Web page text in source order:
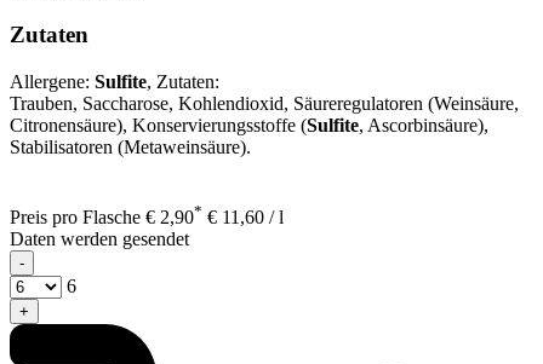
Zutaten
Allergene: Sulfite, Zutaten:
Trauben, Saccharose, Kohlendioxid, Säureregulatoren (Weinsäure,
Citronensäure), Konservierungsstoffe (Sulfite, Ascorbinsäure),
Stabilisatoren (Metaweinsäure).
Preis pro Flasche € 2,90* € 11,60 / l
Daten werden gesendet
-
6
+